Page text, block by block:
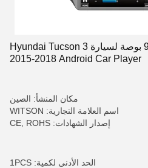
شاشة تسلا العمودية 9.7 بوصة لسيارة Hyundai Tucson 3
2015-2018 Android Car Player
مكان المنشأ: الصين
اسم العلامة التجارية: WITSON
إصدار الشهادات: CE, ROHS
الحد الأدنى لكمية: 1PCS